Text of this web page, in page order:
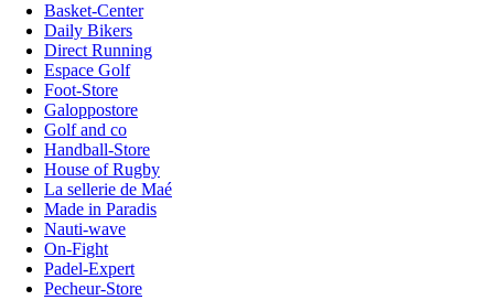
Basket-Center
Daily Bikers
Direct Running
Espace Golf
Foot-Store
Galoppostore
Golf and co
Handball-Store
House of Rugby
La sellerie de Maé
Made in Paradis
Nauti-wave
On-Fight
Padel-Expert
Pecheur-Store